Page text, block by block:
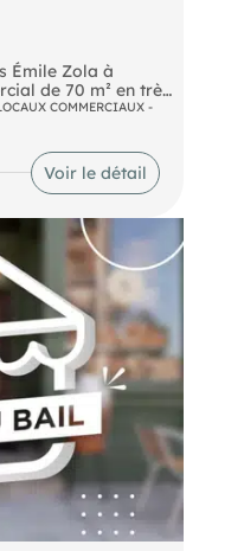
Émile Zola à
de 70 m² en très
visibilité sur un
de piétons. Le
activités
Location pure.
COMMERCIAUX -
Voir le détail